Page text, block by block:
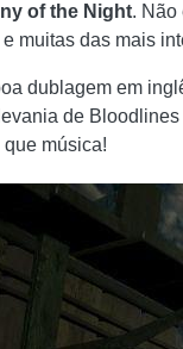
of the Night. Não
muitas das mais
dublagem em
de
música!